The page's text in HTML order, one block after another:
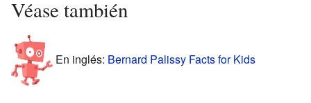
Véase también
En inglés: Bernard Palissy Facts for Kids